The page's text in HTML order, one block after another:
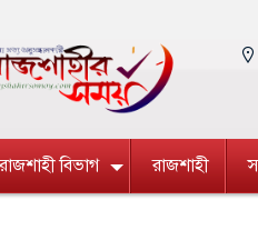
রাজশাহী বিভাগ রাজশাহী